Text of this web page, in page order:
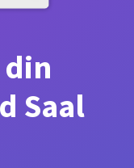
din
Saal